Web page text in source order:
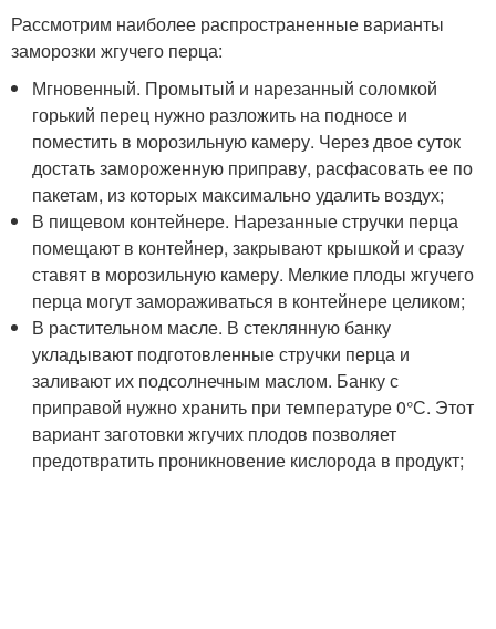
Рассмотрим наиболее распространенные варианты
заморозки жгучего перца:
Мгновенный. Промытый и нарезанный соломкой
горький перец нужно разложить на подносе и
поместить в морозильную камеру. Через двое суток
достать замороженную приправу, расфасовать ее по
пакетам, из которых максимально удалить воздух;
В пищевом контейнере. Нарезанные стручки перца
помещают в контейнер, закрывают крышкой и сразу
ставят в морозильную камеру. Мелкие плоды жгучего
перца могут замораживаться в контейнере целиком;
В растительном масле. В стеклянную банку
укладывают подготовленные стручки перца и
заливают их подсолнечным маслом. Банку с
приправой нужно хранить при температуре 0°С. Этот
вариант заготовки жгучих плодов позволяет
предотвратить проникновение кислорода в продукт;